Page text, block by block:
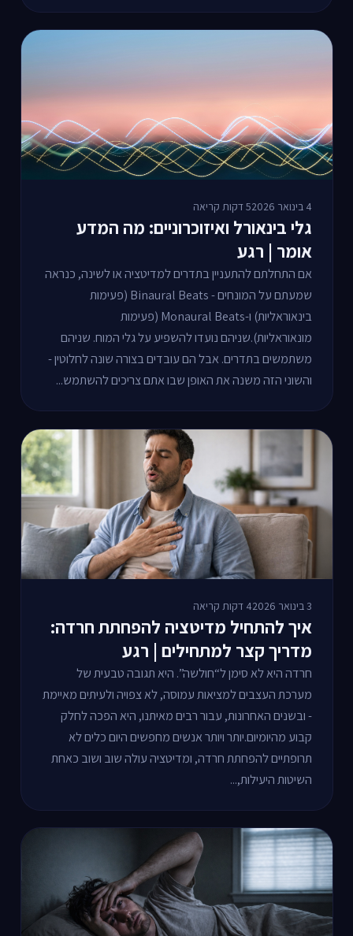
4 בינואר 2026 5 דקות קריאה
גלי בינאורל ואיזוכרוניים: מה המדע
אומר | רגע
אם התחלתם להתעניין בתדרים למדיטציה או לשינה, כנראה
שמעתם על המונחים - Binaural Beats (פעימות
בינאוראליות) ו-Monaural Beats (פעימות
מונאוראליות).שניהם נועדו להשפיע על גלי המוח. שניהם
משתמשים בתדרים. אבל הם עובדים בצורה שונה לחלוטין -
והשוני הזה משנה את האופן שבו אתם צריכים להשתמש...
3 בינואר 2026 4 דקות קריאה
איך להתחיל מדיטציה להפחתת חרדה:
מדריך קצר למתחילים | רגע
חרדה היא לא סימן ל“חולשה”. היא תגובה טבעית של
מערכת העצבים למציאות עמוסה, לא צפויה ולעיתים מאיימת
- ובשנים האחרונות, עבור רבים מאיתנו, היא הפכה לחלק
קבוע מהיומיום.יותר ויותר אנשים מחפשים היום כלים לא
תרופתיים להפחתת חרדה, ומדיטציה עולה שוב ושוב כאחת
השיטות היעילות,...